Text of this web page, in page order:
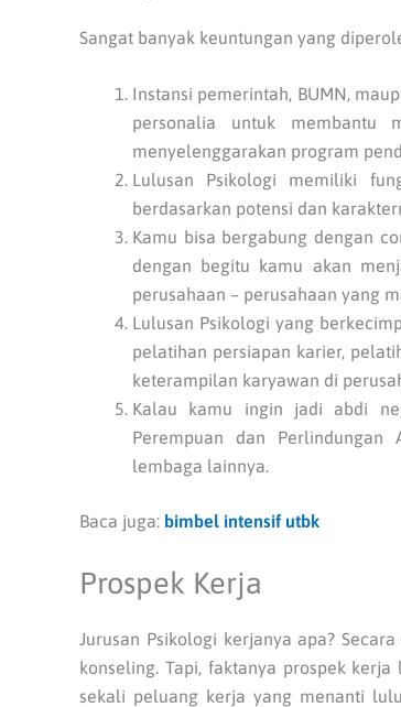
Sangat banyak keuntungan yang
Instansi pemerintah, BUMN,
personalia untuk membantu
menyelenggarakan program
Lulusan Psikologi memiliki
berdasarkan potensi dan
Kamu bisa bergabung dengan
dengan begitu kamu akan
perusahaan – perusahaan yang
Lulusan Psikologi yang
pelatihan persiapan karier,
keterampilan karyawan di
Kalau kamu ingin jadi abdi
Perempuan dan Perlindungan
lembaga lainnya.
Baca juga: bimbel intensif utbk
Prospek Kerja
Jurusan Psikologi kerjanya apa?
konseling. Tapi, faktanya prospek
sekali peluang kerja yang menanti